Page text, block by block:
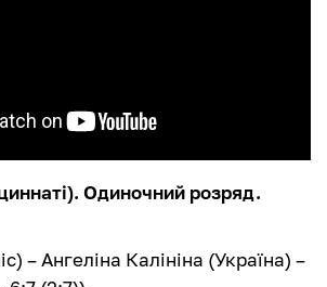
Одиночний розряд.
– Ангеліна Калініна (Україна) –